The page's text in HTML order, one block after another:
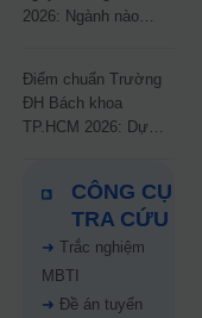
2026: Ngành nào
Điểm chuẩn Trường
ĐH Bách khoa
TP.HCM 2026: Dự
67%
CÔNG CỤ
TRA CỨU
➜ Trắc nghiệm
MBTI
➜ Đề án tuyển